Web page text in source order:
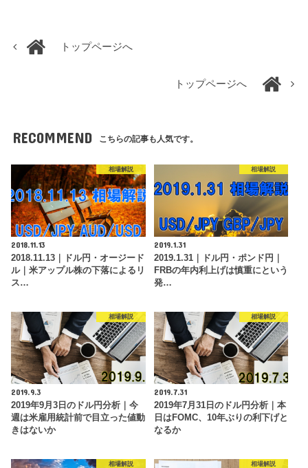
トップページへ
トップページへ
RECOMMEND こちらの記事も人気です。
相場解説
2018.11.13
2018.11.13｜ドル円・オージード
ル｜米アップル株の下落によるリ
ス…
相場解説
2019.1.31
2019.1.31｜ドル円・ポンド円｜
FRBの年内利上げは慎重にという
発…
相場解説
2019.9.3
2019年9月3日のドル円分析｜今
週は米雇用統計前で目立った値動
きはないか
相場解説
2019.7.31
2019年7月31日のドル円分析｜本
日はFOMC、10年ぶりの利下げと
なるか
相場解説 相場解説